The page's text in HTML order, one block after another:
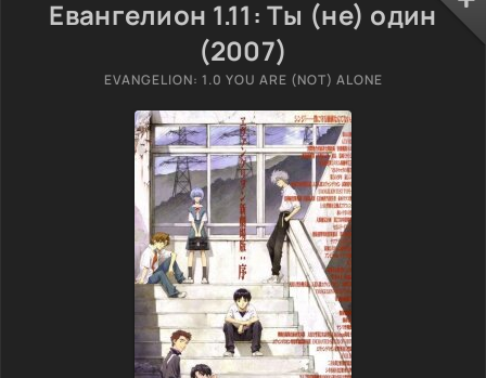
Евангелион 1.11: Ты (не) один
(2007)
EVANGELION: 1.0 YOU ARE (NOT) ALONE